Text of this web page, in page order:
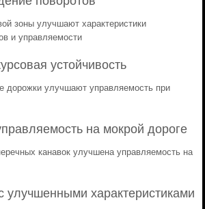
зоны улучшают характеристики
и управляемости
устойчивость
дорожки улучшают управляемость при
на мокрой дороге
канавок улучшена управляемость на
улучшенными характеристиками